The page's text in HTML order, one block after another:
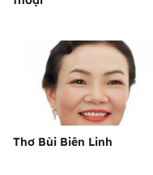
Thơ Bùi Biên Linh